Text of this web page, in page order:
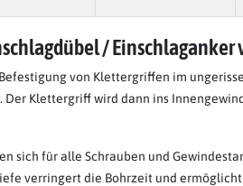
/
von Klettergriffen im
Der Klettergriff wird dann ins
sich für alle Schrauben und
verringert die Bohrzeit und